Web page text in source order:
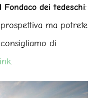
Fondaco dei tedeschi:
ma potrete
di
.